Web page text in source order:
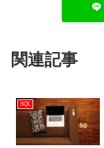
関連記事
SQL